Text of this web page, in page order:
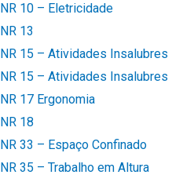
NR 10 – Eletricidade
NR 13
NR 15 – Atividades Insalubres
NR 15 – Atividades Insalubres
NR 17 Ergonomia
NR 18
NR 33 – Espaço Confinado
NR 35 – Trabalho em Altura